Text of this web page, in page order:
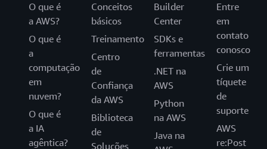
O que é
a AWS?
O que é
a
computação
em
nuvem?
O que é
a IA
agêntica?
Conceitos
básicos
Treinamento
Centro
de
Confiança
da AWS
Biblioteca
de
Soluções
Builder
Center
SDKs e
ferramentas
.NET na
AWS
Python
na AWS
Java na
Entre
em
contato
conosco
Crie um
tíquete
de
suporte
AWS
re:Post